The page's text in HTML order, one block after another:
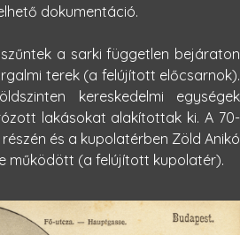
dokumentáció.
a sarki független bejáraton
terek (a felújított előcsarnok).
kereskedelmi egységek
lakásokat alakítottak ki. A 70-
és a kupolatérben Zöld Anikó
működött (a felújított kupolatér).